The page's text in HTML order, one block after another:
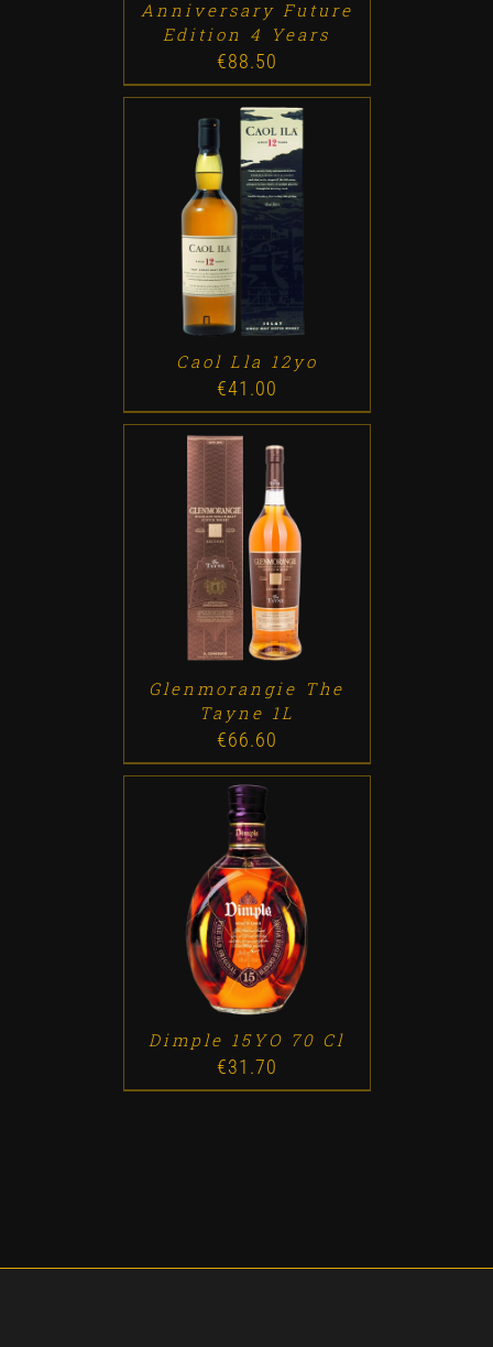
Anniversary Future
Edition 4 Years
€88.50
Caol Lla 12yo
€41.00
/ DETALLES
Glenmorangie The
Tayne 1L
€66.60
ADD TO CART / DETALLES
Dimple 15YO 70 Cl
€31.70